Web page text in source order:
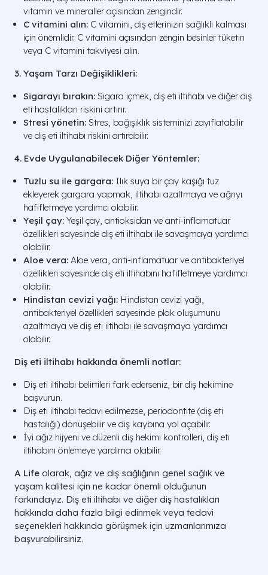
vitamin ve mineraller açısından zengindir.
C vitamini alın: C vitamini, diş etlerinizin sağlıklı kalması
için önemlidir. C vitamini açısından zengin besinler tüketin
veya C vitamini takviyesi alın.
3. Yaşam Tarzı Değişiklikleri:
Sigarayı bırakın: Sigara içmek, diş eti iltihabı ve diğer diş
eti hastalıkları riskini artırır.
Stresi yönetin: Stres, bağışıklık sisteminizi zayıflatabilir
ve diş eti iltihabı riskini artırabilir.
4. Evde Uygulanabilecek Diğer Yöntemler:
Tuzlu su ile gargara: Ilık suya bir çay kaşığı tuz
ekleyerek gargara yapmak, iltihabı azaltmaya ve ağrıyı
hafifletmeye yardımcı olabilir.
Yeşil çay: Yeşil çay, antioksidan ve anti-inflamatuar
özellikleri sayesinde diş eti iltihabı ile savaşmaya yardımcı
olabilir.
Aloe vera: Aloe vera, anti-inflamatuar ve antibakteriyel
özellikleri sayesinde diş eti iltihabını hafifletmeye yardımcı
olabilir.
Hindistan cevizi yağı: Hindistan cevizi yağı,
antibakteriyel özellikleri sayesinde plak oluşumunu
azaltmaya ve diş eti iltihabı ile savaşmaya yardımcı
olabilir.
Diş eti iltihabı hakkında önemli notlar:
Diş eti iltihabı belirtileri fark ederseniz, bir diş hekimine
başvurun.
Diş eti iltihabı tedavi edilmezse, periodontite (diş eti
hastalığı) dönüşebilir ve diş kaybına yol açabilir.
İyi ağız hijyeni ve düzenli diş hekimi kontrolleri, diş eti
iltihabını önlemeye yardımcı olabilir.
A Life olarak, ağız ve diş sağlığının genel sağlık ve
yaşam kalitesi için ne kadar önemli olduğunun
farkındayız. Diş eti iltihabı ve diğer diş hastalıkları
hakkında daha fazla bilgi edinmek veya tedavi
seçenekleri hakkında görüşmek için uzmanlarımıza
başvurabilirsiniz.